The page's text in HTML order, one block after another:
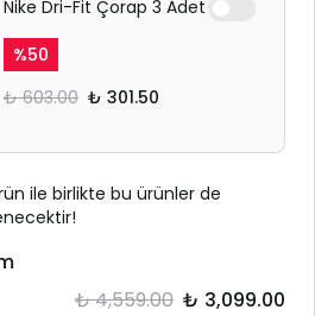
Nike Dri-Fit Çorap 3 Adet
%50
₺ 603.00 ₺ 301.50
ile birlikte bu ürünler de
₺ 4,559.00 ₺ 3,099.00